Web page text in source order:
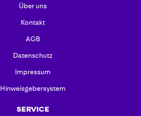
Über uns
Kontakt
AGB
Datenschutz
Impressum
Hinweisgebersystem
SERVICE